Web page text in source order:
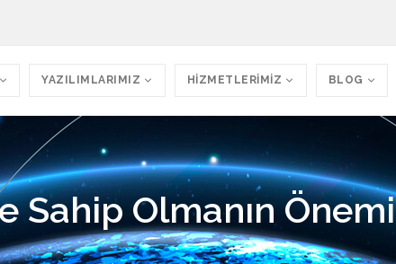
YAZILIMLARIMIZ HİZMETLERİMİZ BLOG
Sahip Olmanın Önemi